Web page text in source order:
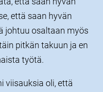
että saan hyvän
johtuu osaltaan myös
pitkän takuun ja en
työtä.
viisauksia oli, että